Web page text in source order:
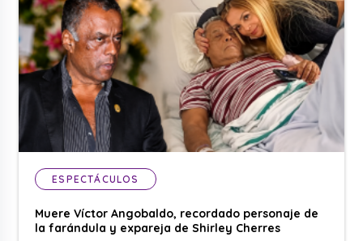
ESPECTÁCULOS
Muere Víctor Angobaldo, recordado personaje de
la farándula y expareja de Shirley Cherres